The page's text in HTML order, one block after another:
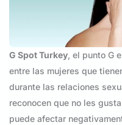
G Spot Turkey, el punto G
entre las mujeres que
durante las relaciones
reconocen que no les
puede afectar